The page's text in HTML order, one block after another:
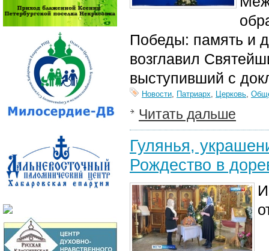
Победы: память и
возглавил
выступивший с
Новости, Патриарх, Церковь,
Читать дальше
Гулянья,
Рождество в